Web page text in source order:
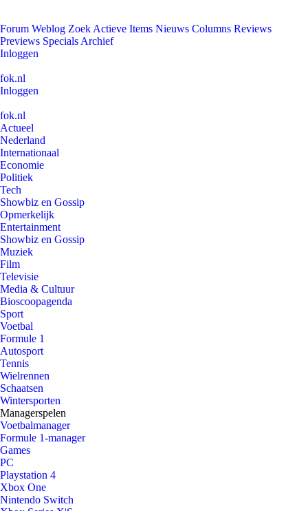
Forum Weblog Zoek Actieve Items Nieuws Columns Reviews
Previews Specials Archief
Inloggen
fok.nl
Inloggen
fok.nl
Actueel
Nederland
Internationaal
Economie
Politiek
Tech
Showbiz en Gossip
Opmerkelijk
Entertainment
Showbiz en Gossip
Muziek
Film
Televisie
Media & Cultuur
Bioscoopagenda
Sport
Voetbal
Formule 1
Autosport
Tennis
Wielrennen
Schaatsen
Wintersporten
Managerspelen
Voetbalmanager
Formule 1-manager
Games
PC
Playstation 4
Xbox One
Nintendo Switch